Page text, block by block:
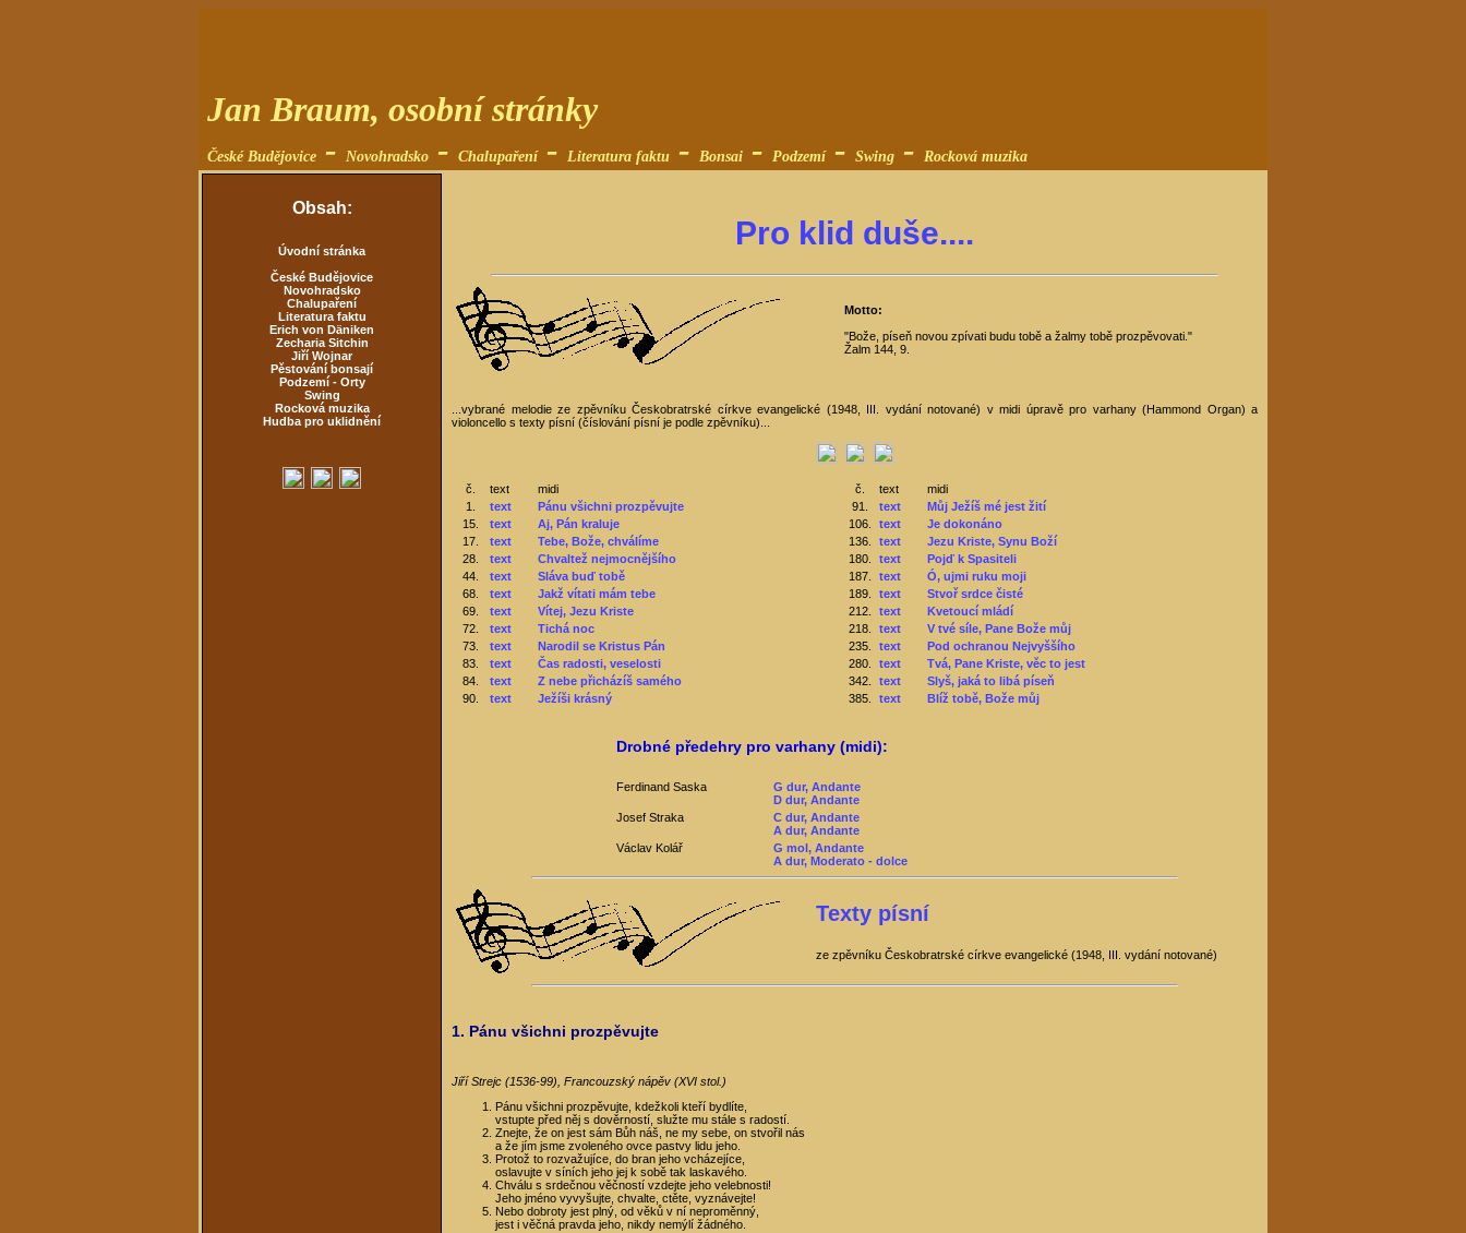
Jan Braum, osobní stránky
České Budějovice - Novohradsko - Chalupaření- Literatura faktu - Bonsai - Podzemí- Swing - Rocková muzika
Obsah:
Úvodní stránka
České Budějovice
Novohradsko
Chalupaření
Literatura faktu
Erich von Däniken
Zecharia Sitchin
Jiří Wojnar
Pěstování bonsají
Podzemí - Orty
Swing
Rocková muzika
Hudba pro uklidnění
Pro klid duše....
Motto:
"Bože, píseň novou zpívati budu tobě a žalmy tobě prozpěvovati."
Žalm 144, 9.
...vybrané melodie ze zpěvníku Českobratrské církve evangelické (1948, III. vydání notované) v midi úpravě pro varhany (Hammond Organ) a
violoncello s texty písní (číslování písní je podle zpěvníku)...
č. text midi č. text
midi
1.
text Pánu všichni prozpěvujte 91. text
Můj Ježíš mé jest žití
15.
text Aj, Pán kraluje 106. text
Je dokonáno
17.
text Tebe, Bože, chválíme 136. text
Jezu Kriste, Synu Boží
28.
text Chvaltež nejmocnějšího 180. text
Pojď k Spasiteli
44.
text Sláva buď tobě 187. text
Ó, ujmi ruku moji
68.
text Jakž vítati mám tebe 189. text
Stvoř srdce čisté
69.
text Vítej, Jezu Kriste 212. text
Kvetoucí mládí
72.
text Tichá noc 218. text
V tvé síle, Pane Bože můj
73.
text Narodil se Kristus Pán 235. text
Pod ochranou Nejvyššího
83.
text Čas radosti, veselosti 280. text
Tvá, Pane Kriste, věc to jest
84.
text Z nebe přicházíš samého 342. text
Slyš, jaká to libá píseň
90.
text Ježíši krásný 385. text Blíž tobě, Bože můj
Drobné předehry pro varhany (midi):
Ferdinand Saska
G dur, Andante
D dur, Andante
Josef Straka
C dur, Andante
A dur, Andante
Václav Kolář
G mol, Andante
A dur, Moderato - dolce
Texty písní
ze zpěvníku Českobratrské církve evangelické (1948, III. vydání notované)
1. Pánu všichni prozpěvujte
Jiří Strejc (1536-99), Francouzský nápěv (XVI stol.)
Pánu všichni prozpěvujte, kdežkoli kteří bydlíte,
vstupte před něj s dověrností, služte mu stále s radostí.
Znejte, že on jest sám Bůh náš, ne my sebe, on stvořil nás
a že jím jsme zvoleného ovce pastvy lidu jeho.
Protož to rozvažujíce, do bran jeho vcházejíce,
oslavujte v síních jeho jej k sobě tak laskavého.
Chválu s srdečnou věčností vzdejte jeho velebnosti!
Jeho jméno vyvyšujte, chvalte, ctěte, vyznávejte!
Nebo dobroty jest plný, od věků v ní neproměnný,
jest i věčná pravda jeho, nikdy nemýlí žádného.